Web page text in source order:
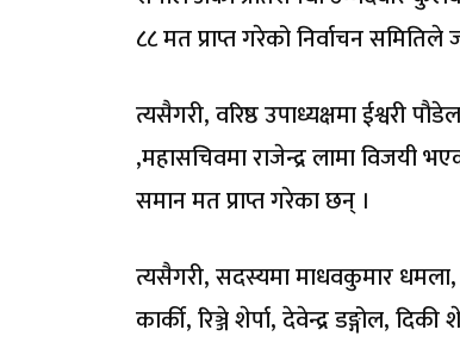
८८ मत प्राप्त गरेको निर्वाचन
त्यसैगरी, वरिष्ठ उपाध्यक्षमा ईश्वरी
,महासचिवमा राजेन्द्र लामा विजयी
समान मत प्राप्त गरेका छन् ।
त्यसैगरी, सदस्यमा माधवकुमार धमला,
कार्की, रिञ्जे शेर्पा, देवेन्द्र डङ्गोल,